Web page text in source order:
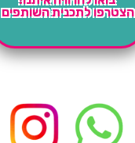
הצטרפו לתכנית השותפים